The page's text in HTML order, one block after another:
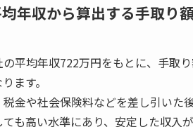
年収から算出する手取り
平均年収722万円をもとに、手取
ます。
金や社会保険料などを差し引いた
も高い水準にあり、安定した収入